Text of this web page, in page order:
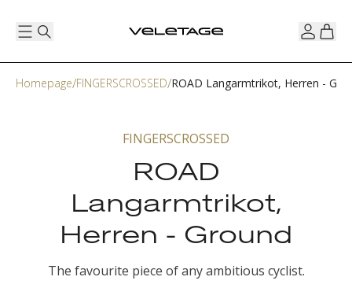
Homepage FINGERSCROSSED ROAD Langarmtrikot, Herren -
FINGERSCROSSED
ROAD
Langarmtrikot,
Herren - Ground
The favourite piece of any ambitious cyclist.